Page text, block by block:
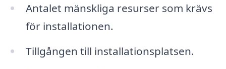
Antalet mänskliga resurser som krävs
för installationen.
Tillgången till installationsplatsen.